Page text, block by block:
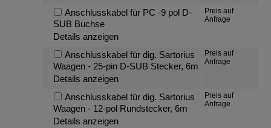
Anschlusskabel für PC -9 pol D-
SUB Buchse
Details anzeigen
Preis auf
Anfrage
Anschlusskabel für dig. Sartorius
Waagen - 25-pin D-SUB Stecker, 6m
Details anzeigen
Preis auf
Anfrage
Anschlusskabel für dig. Sartorius
Waagen - 12-pol Rundstecker, 6m
Details anzeigen
Preis auf
Anfrage